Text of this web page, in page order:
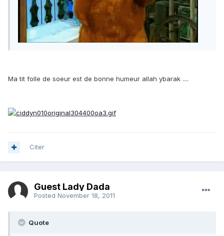
Ma tit folle de soeur est de bonne humeur allah ybarak ....
Citer
Guest Lady Dada
Posted November 18, 2011
Quote